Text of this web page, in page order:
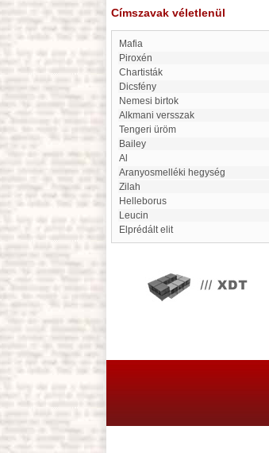
Címszavak véletlenül
Mafia
Piroxén
Chartisták
Dicsfény
Nemesi birtok
alkmani versszak
Tengeri üröm
Bailey
Aranyosmelléki hegység
Zilah
Helleborus
Leucin
Elprédált elit